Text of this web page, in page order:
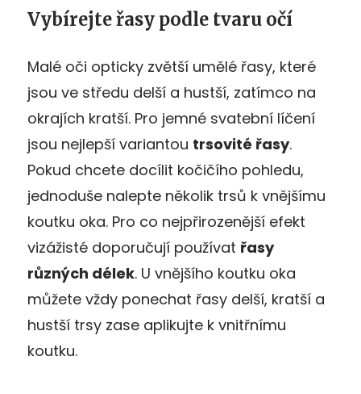
Vybírejte řasy podle tvaru očí
Malé oči opticky zvětší umělé řasy, které
jsou ve středu delší a hustší, zatímco na
okrajích kratší. Pro jemné svatební líčení
jsou nejlepší variantou trsovité řasy.
Pokud chcete docílit kočičího pohledu,
jednoduše nalepte několik trsů k vnějšímu
koutku oka. Pro co nejpřirozenější efekt
vizážisté doporučují používat řasy
různých délek. U vnějšího koutku oka
můžete vždy ponechat řasy delší, kratší a
hustší trsy zase aplikujte k vnitřnímu
koutku.